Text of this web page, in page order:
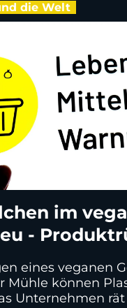
die Welt
im
-
eines veganen
Mühle können
Unternehmen